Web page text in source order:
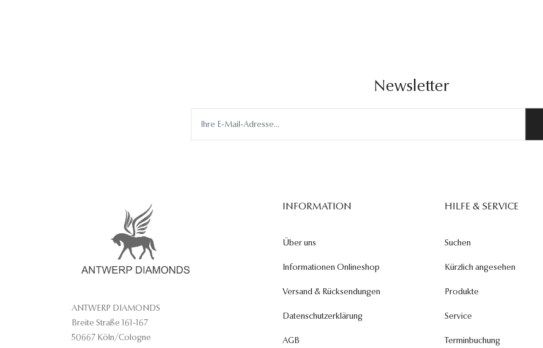
Newsletter
ANTWERP DIAMONDS
Breite Straße 161-167
50667 Köln/Cologne
INFORMATION
Über uns
Informationen Onlineshop
Versand & Rücksendungen
Datenschutzerklärung
AGB
HILFE & SERVICE
Suchen
Kürzlich angesehen
Produkte
Service
Terminbuchung